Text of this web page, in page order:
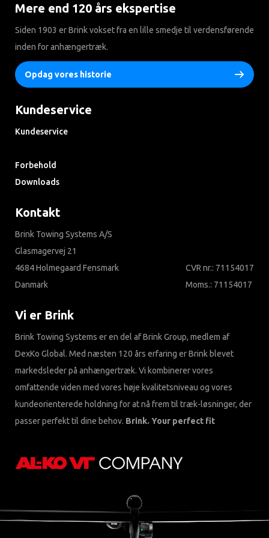
Mere end 120 års ekspertise
Siden 1903 er Brink vokset fra en lille smedje til verdensførende
inden for anhængertræk.
Opdag vores historie
Kundeservice
Kundeservice
Forbehold
Downloads
Kontakt
Brink Towing Systems A/S
Glasmagervej 21
4684 Holmegaard Fensmark
Danmark
CVR nr.: 71154017
Moms.: 71154017
Vi er Brink
Brink Towing Systems er en del af Brink Group, medlem af
DexKo Global. Med næsten 120 års erfaring er Brink blevet
markedsleder på anhængertræk. Vi kombinerer vores
omfattende viden med vores høje kvalitetsniveau og vores
kundeorienterede holdning for at nå frem til træk-løsninger, der
passer perfekt til dine behov. Brink. Your perfect fit